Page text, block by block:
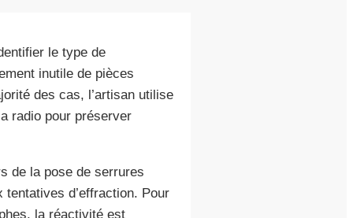
le type de
inutile de pièces
des cas, l’artisan utilise
radio pour préserver
de la pose de serrures
d’effraction. Pour
la réactivité est